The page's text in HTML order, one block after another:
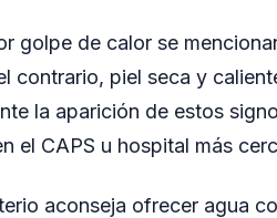
golpe de calor se
contrario, piel seca y
la aparición de estos
el CAPS u hospital más
aconseja ofrecer agua